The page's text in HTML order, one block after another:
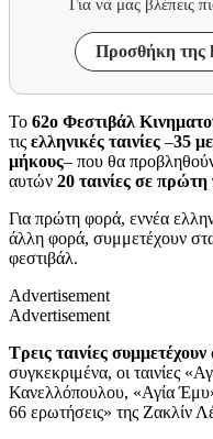
Για να μας βλέπεις
Προσθήκη της
Το 62ο Φεστιβάλ
τις ελληνικές ταινίες –35
μήκους– που θα
αυτών 20 ταινίες σε
Για πρώτη φορά, εννέα
άλλη φορά, συμμετέχουν
φεστιβάλ.
Advertisement
Advertisement
Τρεις ταινίες
συγκεκριμένα, οι ταινίες
Κανελλόπουλου, «Αγία
66 ερωτήσεις» της Ζακλίν